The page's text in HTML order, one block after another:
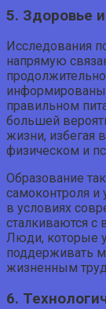
5. Здоровье
Исследования
напрямую
информированы
правильном
большей
жизни, избегая
физическом и
Образование
самоконтроля и
в условиях
сталкиваются
Люди, которые
поддерживать
жизненным
6.